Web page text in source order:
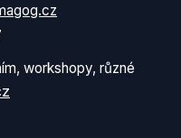
workshopy, různé